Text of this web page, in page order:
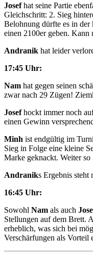
Josefhat seine Partie
Gleichschritt: 2. Sieg
Belohnung dürfte es in der
einen 2100er geben.
Andranik hat leider
17:45 Uhr:
Nam hat gegen seinen
zwar nach 29 Zügen!
Josefhockt immer noch
einen Gewinn
Minh ist endgültig im
Sieg in Folge eine kleine
Marke geknackt. Weiter
Andraniks Ergebnis steht
16:45 Uhr:
Sowohl Nam als auch
Stellungen auf dem Brett.
erheblich, was sich bei
Verschärfungen als Vorteil